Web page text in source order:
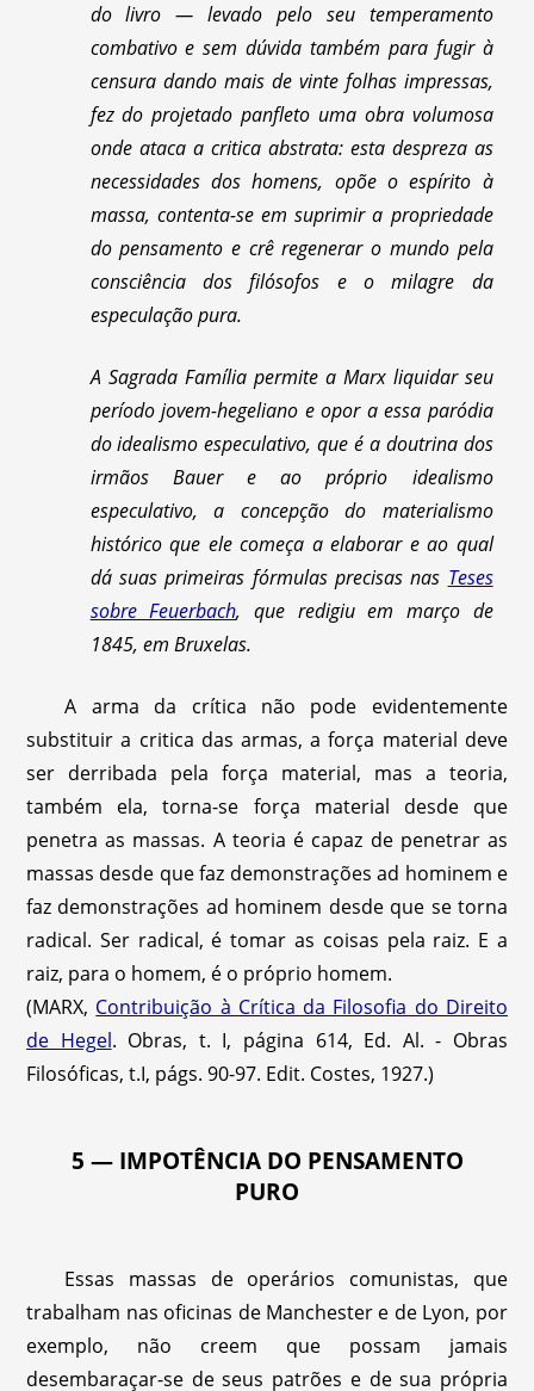
do livro — levado pelo seu temperamento
combativo e sem dúvida também para fugir à
censura dando mais de vinte folhas impressas,
fez do projetado panfleto uma obra volumosa
onde ataca a critica abstrata: esta despreza as
necessidades dos homens, opõe o espírito à
massa, contenta-se em suprimir a propriedade
do pensamento e crê regenerar o mundo pela
consciência dos filósofos e o milagre da
especulação pura.
A Sagrada Família permite a Marx liquidar seu
período jovem-hegeliano e opor a essa paródia
do idealismo especulativo, que é a doutrina dos
irmãos Bauer e ao próprio idealismo
especulativo, a concepção do materialismo
histórico que ele começa a elaborar e ao qual
dá suas primeiras fórmulas precisas nas Teses
sobre Feuerbach, que redigiu em março de
1845, em Bruxelas.
A arma da crítica não pode evidentemente
substituir a critica das armas, a força material deve
ser derribada pela força material, mas a teoria,
também ela, torna-se força material desde que
penetra as massas. A teoria é capaz de penetrar as
massas desde que faz demonstrações ad hominem e
faz demonstrações ad hominem desde que se torna
radical. Ser radical, é tomar as coisas pela raiz. E a
raiz, para o homem, é o próprio homem.
(MARX, Contribuição à Crítica da Filosofia do Direito
de Hegel. Obras, t. I, página 614, Ed. Al. - Obras
Filosóficas, t.I, págs. 90-97. Edit. Costes, 1927.)
5 — IMPOTÊNCIA DO PENSAMENTO
PURO
Essas massas de operários comunistas, que
trabalham nas oficinas de Manchester e de Lyon, por
exemplo, não creem que possam jamais
desembaraçar-se de seus patrões e de sua própria